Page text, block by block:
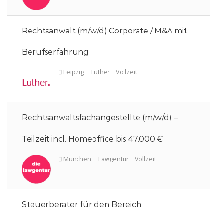
Rechtsanwalt (m/w/d) Corporate / M&A mit
Berufserfahrung
Rechtsanwaltsfachangestellte (m/w/d) –
Teilzeit incl. Homeoffice bis 47.000 €
Steuerberater für den Bereich